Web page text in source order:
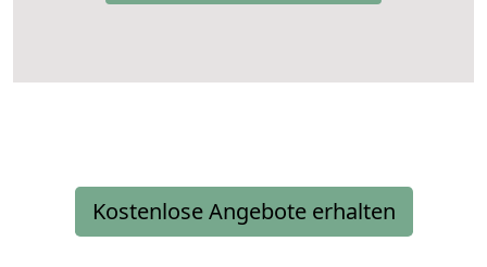
Kostenlose Angebote erhalten